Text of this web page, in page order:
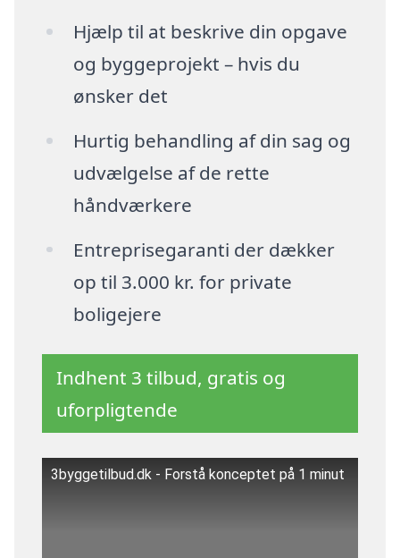
Hjælp til at beskrive din opgave
og byggeprojekt – hvis du
ønsker det
Hurtig behandling af din sag og
udvælgelse af de rette
håndværkere
Entreprisegaranti der dækker
op til 3.000 kr. for private
boligejere
Indhent 3 tilbud, gratis og
uforpligtende
3byggetilbud.dk - Forstå konceptet på 1 minut